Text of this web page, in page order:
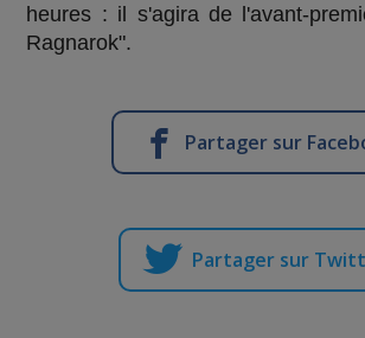
heures : il s'agira de l'avant-
Ragnarok".
Partager sur
Partager sur